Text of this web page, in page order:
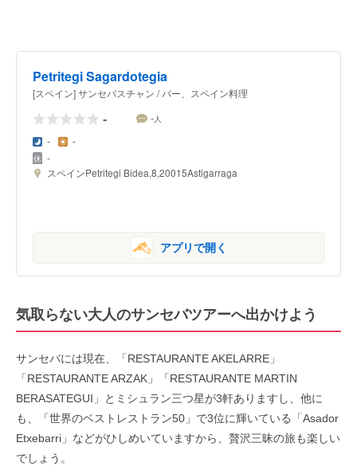
Petritegi Sagardotegia
[スペイン] サンセバスチャン / バー、スペイン料理
-
- 人
- -
-
スペインPetritegi Bidea,8,20015Astigarraga
アプリで開く
気取らない大人のサンセバツアーへ出かけよう
サンセバには現在、「RESTAURANTE AKELARRE」
「RESTAURANTE ARZAK」「RESTAURANTE MARTIN
BERASATEGUI」とミシュラン三つ星が3軒ありますし、他に
も、「世界のベストレストラン50」で3位に輝いている「Asador
Etxebarri」などがひしめいていますから、贅沢三昧の旅も楽しい
でしょう。